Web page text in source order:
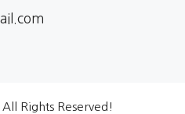
Rights Reserved!